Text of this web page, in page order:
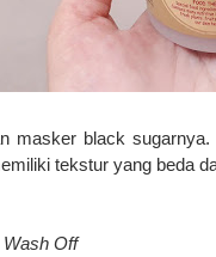
masker black
tekstur yang beda
Off